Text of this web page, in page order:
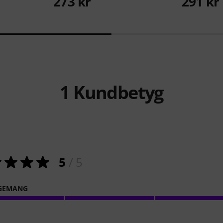
1 Kundbetyg
5